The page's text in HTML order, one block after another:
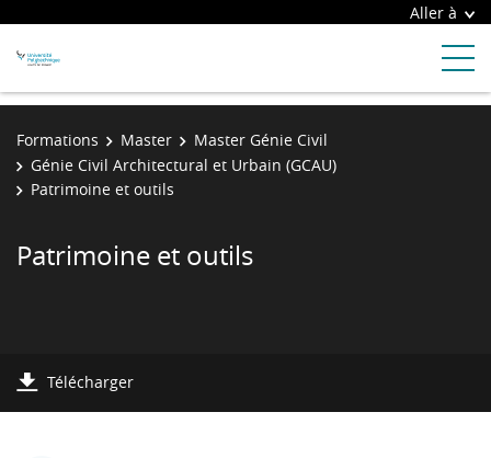
Aller à
Formations Master
Master Génie Civil
Génie Civil Architectural et Urbain (GCAU)
Patrimoine et outils
Patrimoine et outils
Télécharger